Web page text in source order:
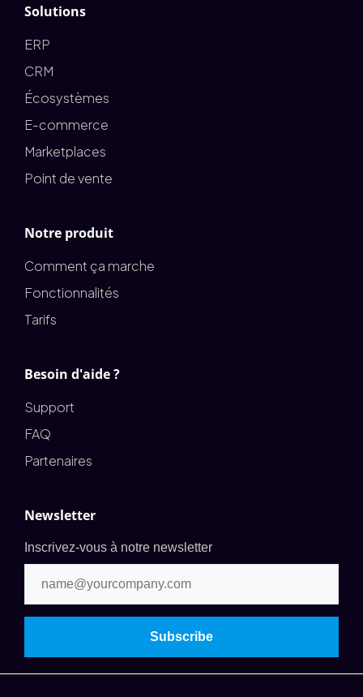
Solutions
ERP
CRM
Écosystèmes
E-commerce
Marketplaces
Point de vente
Notre produit
Comment ça marche
Fonctionnalités
Tarifs
Besoin d'aide ?
Support
FAQ
Partenaires
Newsletter
Inscrivez-vous à notre newsletter